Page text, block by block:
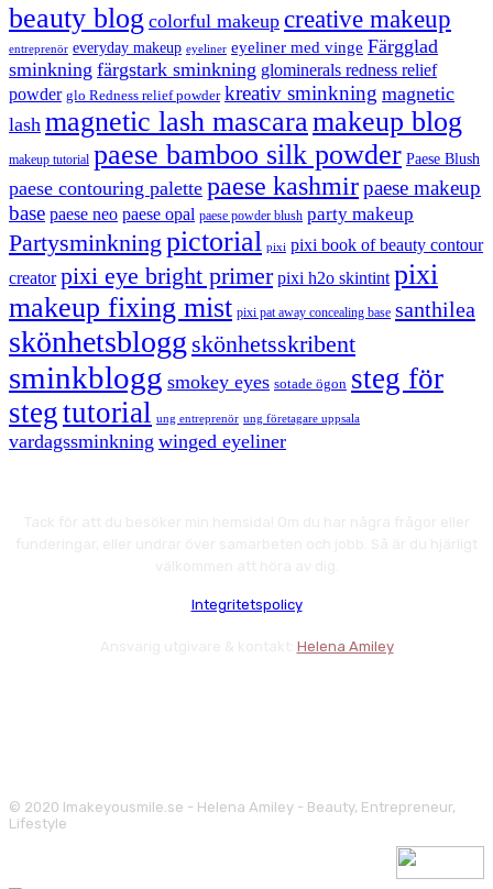
beauty blog colorful makeup creative makeup
entreprenör everyday makeup eyeliner eyeliner med vinge Färgglad
sminkning färgstark sminkning glominerals redness relief
powder glo Redness relief powder kreativ sminkning magnetic
lash magnetic lash mascaramakeup blog
makeup tutorial paese bamboo silk powder Paese Blush
paese contouring palette paese kashmirpaese makeup
base paese neo paese opal paese powder blush party makeup
Partysminkning pictorial pixi pixi book of beauty contour
creator pixi eye bright primer pixi h2o skintint pixi
makeup fixing mist pixi pat away concealing base santhilea
skönhetsblogg skönhetsskribent
sminkblogg smokey eyes sotade ögon steg för
stegtutorial ung entreprenör ung företagare uppsala
vardagssminkning winged eyeliner
Integritetspolicy
Helena Amiley
© 2020 Imakeyousmile.se - Helena Amiley - Beauty, Entrepreneur,
Lifestyle